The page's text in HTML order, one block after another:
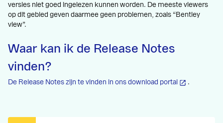
versies niet goed ingelezen kunnen worden. De meeste viewers
op dit gebied geven daarmee geen problemen, zoals “Bentley
view”.
Waar kan ik de Release Notes
vinden?
De Release Notes zijn te vinden in ons download portal .